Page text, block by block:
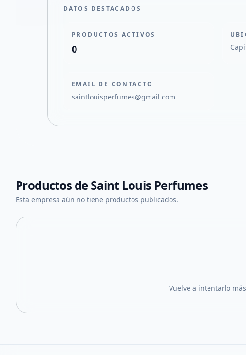
DATOS DESTACADOS
PRODUCTOS ACTIVOS
0
EMAIL DE CONTACTO
saintlouisperfumes@gmail.com
Productos deSaint Louis Perfumes
Esta empresa aún no tiene productos publicados.
Vuelve a intentarlo